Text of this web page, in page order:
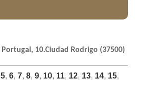
10.Ciudad Rodrigo (37500)
5, 6, 7, 8, 9, 10, 11, 12, 13, 14, 15,